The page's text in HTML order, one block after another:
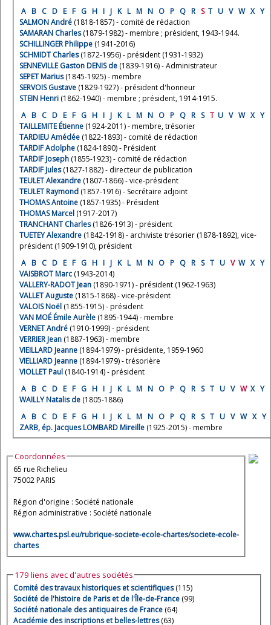
A B C D E F G H I J K L M N O P Q R S T U V W X Y
SALMON André (1818-1857) - comité de rédaction
SAMARAN Charles(1879-1982) - membre ; président, 1943-1944.
SCHILLINGER Philippe (1941-2016)
SCHMIDT Charles(1872-1956) - président (1931-1932)
SENNEVILLE Gaston DENIS de (1839-1916) - Administrateur
SEPET Marius(1845-1925) - membre
SERVOIS Gustave (1829-1927) - président d'honneur
STEIN Henri (1862-1940) - membre ; président, 1914-1915.
A B C D E F G H I J K L M N O P Q R S T U V W X Y
TAILLEMITE Étienne (1924-2011) - membre, trésorier
TARDIEU Amédée (1822-1893) - comité de rédaction
TARDIF Adolphe (1824-1890) - Président
TARDIF Joseph (1855-1923) - comité de rédaction
TARDIF Jules(1827-1882) - directeur de publication
TEULET Alexandre (1807-1866) - vice-président
TEULET Raymond (1857-1916) - Secrétaire adjoint
THOMAS Antoine (1857-1935) - Président
THOMAS Marcel (1917-2017)
TRANCHANT Charles(1826-1913) - président
TUETEY Alexandre (1842-1918) - archiviste trésorier (1878-1892), vice-
président (1909-1910), président
A B C D E F G H I J K L M N O P Q R S T U V W X Y
VAISBROT Marc (1943-2014)
VALLERY-RADOT Jean (1890-1971) - président (1962-1963)
VALLET Auguste (1815-1868) - vice-président
VALOIS Noël (1855-1915) - président
VAN MOÉ Émile Aurèle (1895-1944) - membre
VERNET André (1910-1999) - président
VERRIER Jean (1887-1963) - membre
VIEILLARD Jeanne (1894-1979) - présidente, 1959-1960
VIELLIARD Jeanne (1894-1979) - trésorière
VIOLLET Paul (1840-1914) - président
A B C D E F G H I J K L M N O P Q R S T U V W X Y
WAILLY Natalis de (1805-1886)
A B C D E F G H I J K L M N O P Q R S T U V W X Y
ZARB, ép. Jacques LOMBARD Mireille (1925-2015) - membre
Coordonnées
65 rue Richelieu
75002 PARIS
Région d'origine : Société nationale
Région administrative : Société nationale
www.chartes.psl.eu/rubrique-societe-ecole-chartes/societe-ecole-
chartes
179 liens avec d'autres sociétés
Comité des travaux historiques et scientifiques(115)
Société de l'histoire de Paris et de l'Île-de-France (99)
Société nationale des antiquaires de France (64)
Académie des inscriptions et belles-lettres(63)